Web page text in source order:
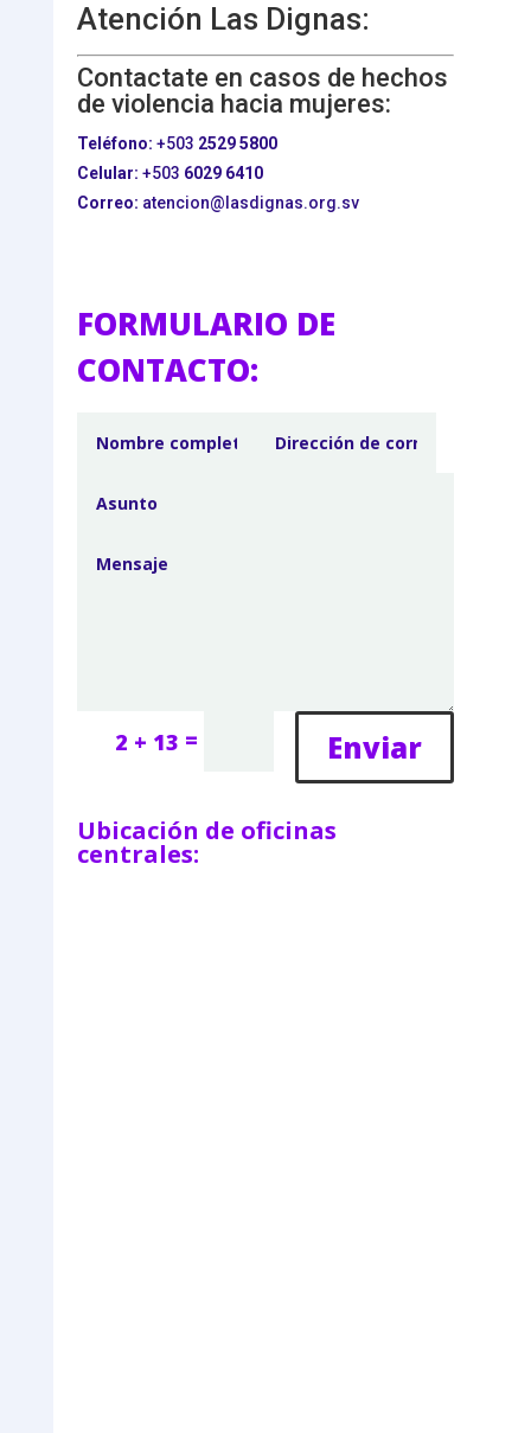
Atención Las Dignas:
Contactate en casos de hechos
de violencia hacia mujeres:
Teléfono: +503 2529 5800
Celular: +503 6029 6410
Correo: atencion@lasdignas.org.sv
FORMULARIO DE
CONTACTO:
2 + 13 = Enviar
Ubicación de oficinas
centrales: